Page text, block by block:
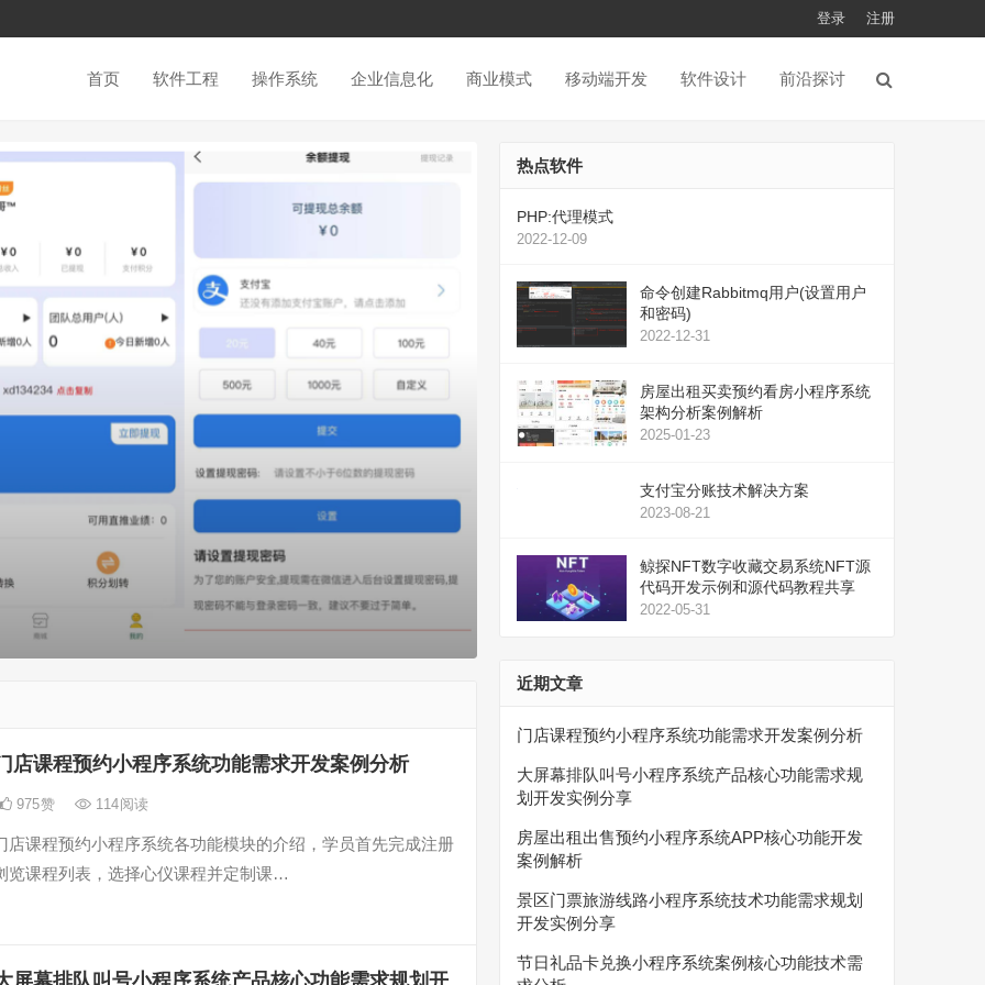
登录 注册
首页 软件工程 操作系统 企业信息化 商业模式 移动端开发 软件设计 前沿探讨
店课程预约小程序系统功能需求开发案例分析
975赞 114阅读
店课程预约小程序系统各功能模块的介绍，学员首先完成注册
览课程列表，选择心仪课程并定制课…
热点软件
PHP:代理模式
2022-12-09
命令创建Rabbitmq用户(设置用户
和密码)
2022-12-31
房屋出租买卖预约看房小程序系统
架构分析案例解析
2025-01-23
支付宝分账技术解决方案
2023-08-21
鲸探NFT数字收藏交易系统NFT源
代码开发示例和源代码教程共享
2022-05-31
近期文章
门店课程预约小程序系统功能需求开发案例分析
大屏幕排队叫号小程序系统产品核心功能需求规
划开发实例分享
房屋出租出售预约小程序系统APP核心功能开发
案例解析
景区门票旅游线路小程序系统技术功能需求规划
开发实例分享
节日礼品卡兑换小程序系统案例核心功能技术需